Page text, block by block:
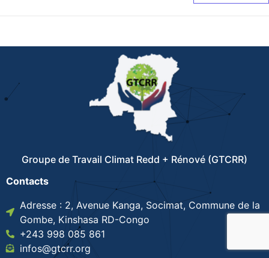
Groupe de Travail Climat Redd + Rénové (GTCRR)
Contacts
Adresse : 2, Avenue Kanga, Socimat, Commune de la
Gombe, Kinshasa RD-Congo
+243 998 085 861
infos@gtcrr.org